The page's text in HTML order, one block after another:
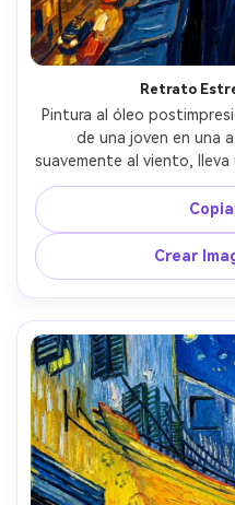
Retrato
Pintura al óleo
de una joven en una
suavemente al viento, lleva
dorados, detrás de ella
giratorio con estrellas
ondulantes, luces cálidas
brillantes, textura
complementarios
serena, calidad de obra
pinceladas, lente 85mm,
Crear